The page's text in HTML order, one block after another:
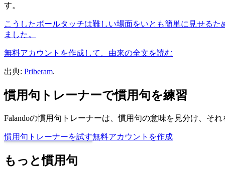
す。
こうしたボールタッチは難しい場面をいとも簡単に見せる
ました。
無料アカウントを作成して、由来の全文を読む
出典: Priberam.
慣用句トレーナーで慣用句を練習
Falandoの慣用句トレーナーは、慣用句の意味を見分け、そ
慣用句トレーナーを試す無料アカウントを作成
もっと慣用句